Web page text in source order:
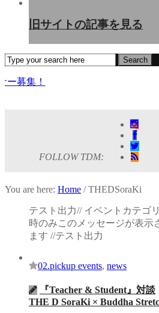
旧サイトの記事を見る
！
奈川芸術劇場『未練の幽霊と怪
ンス公演『ANTENNA』
SHOW FINAL 2DAYS
ート！
FOLLOW TDM:
You are here: Home /THEDSoraKi
テスト出力// イベントカテゴ
時のみこのメッセージが表示
ます //テスト出力
02.pickup events, news
『Teacher & Student』対談
THE D SoraKi × Buddha